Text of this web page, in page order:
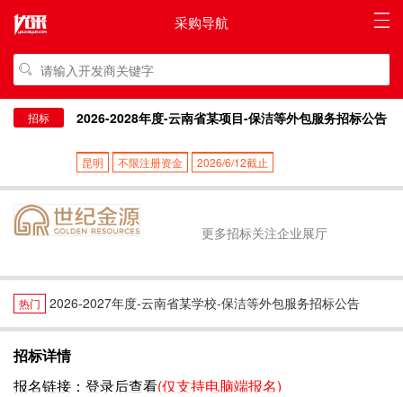
采购导航
招标 2026-2028年度-云南省某项目-保洁等外包服务招标公告
昆明 不限注册资金 2026/6/12截止
更多招标关注企业展厅
热门 2026-2027年度-云南省某学校-保洁等外包服务招标公告
招标详情
报名链接： 登录后查看(仅支持电脑端报名)